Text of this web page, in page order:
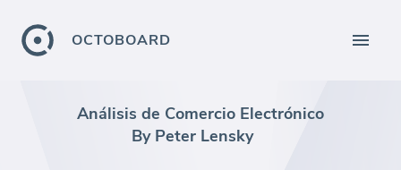
OCTOBOARD
Análisis de Comercio Electrónico
By Peter Lensky